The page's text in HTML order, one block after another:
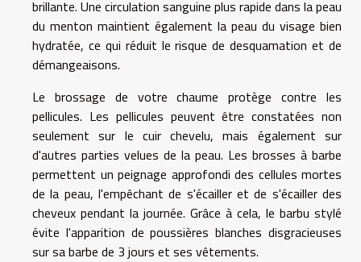
brillante. Une circulation sanguine plus rapide dans la peau
du menton maintient également la peau du visage bien
hydratée, ce qui réduit le risque de desquamation et de
démangeaisons.
Le brossage de votre chaume protège contre les
pellicules. Les pellicules peuvent être constatées non
seulement sur le cuir chevelu, mais également sur
d'autres parties velues de la peau. Les brosses à barbe
permettent un peignage approfondi des cellules mortes
de la peau, l'empêchant de s'écailler et de s'écailler des
cheveux pendant la journée. Grâce à cela, le barbu stylé
évite l'apparition de poussières blanches disgracieuses
sur sa barbe de 3 jours et ses vêtements.